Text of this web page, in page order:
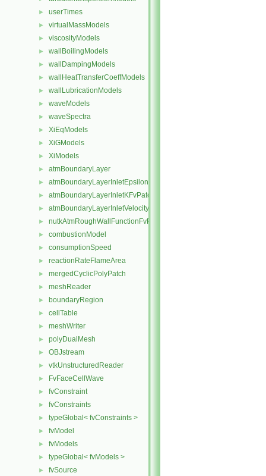
► userTimes
► virtualMassModels
► viscosityModels
► wallBoilingModels
► wallDampingModels
► wallHeatTransferCoeffModels
► wallLubricationModels
► waveModels
► waveSpectra
► XiEqModels
► XiGModels
► XiModels
► atmBoundaryLayer
► atmBoundaryLayerInletEpsilonFvPatchScalarField
► atmBoundaryLayerInletKFvPatchScalarField
► atmBoundaryLayerInletVelocityFvPatchVectorField
► nutkAtmRoughWallFunctionFvPatchScalarField
► combustionModel
► consumptionSpeed
► reactionRateFlameArea
► mergedCyclicPolyPatch
► meshReader
► boundaryRegion
► cellTable
► meshWriter
► polyDualMesh
► OBJstream
► vtkUnstructuredReader
► FvFaceCellWave
► fvConstraint
► fvConstraints
► typeGlobal< fvConstraints >
► fvModel
► fvModels
► typeGlobal< fvModels >
► fvSource